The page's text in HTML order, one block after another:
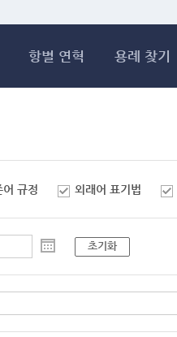
항별 연혁 용례 찾기
어 규정 외래어 표기법
초기화